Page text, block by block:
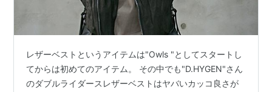
レザーベストというアイテムは"Owls "としてスタートし
てからは初めてのアイテム。 その中でも"D.HYGEN"さん
のダブルライダースレザーベストはヤバいカッコ良さが